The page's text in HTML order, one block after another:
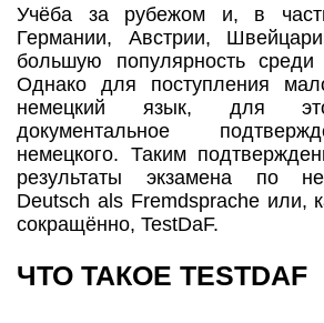
Учёба за рубежом и, в
Германии, Австрии,
большую популярность
Однако для поступления
немецкий язык, для
документальное
немецкого. Таким
результаты экзамена по
Deutsch als Fremdsprache или,
сокращённо, TestDaF.
ЧТО ТАКОЕ TESTDAF